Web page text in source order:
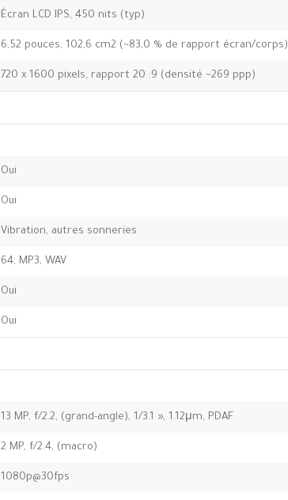
Écran LCD IPS, 450 nits (typ)
6,52 pouces, 102,6 cm2 (~83,0 % de rapport écran/corps)
720 x 1600 pixels, rapport 20 :9 (densité ~269 ppp)
Oui
Oui
Vibration, autres sonneries
64, MP3, WAV
Oui
Oui
13 MP, f/2.2, (grand-angle), 1/3.1 », 1.12μm, PDAF
2 MP, f/2.4, (macro)
1080p@30fps